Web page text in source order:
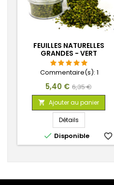
FEUILLES NATURELLES
GRANDES - VERT
PRINTEMPS
Commentaire(s): 1
Prix
5,40 € Prix
de
base
6,35 €
 Ajouter au panier
Détails
 Disponible favorite_border